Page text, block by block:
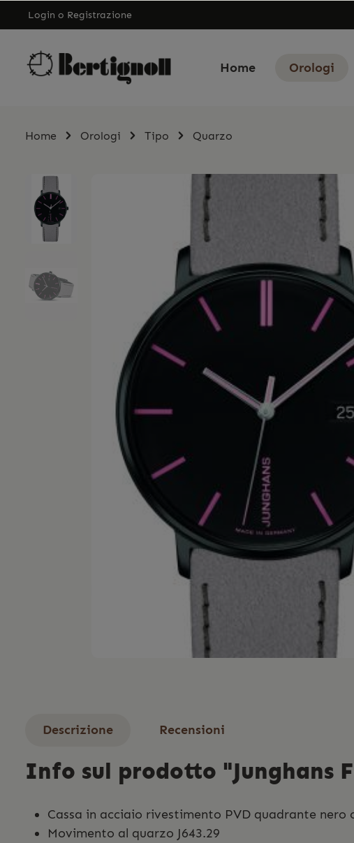
Login o Registrazione
Home Orologi
Home Orologi Tipo Quarzo
Descrizione Recensioni
Info sul prodotto "Junghans
Cassa in acciaio rivestimento PVD quadrante nero
Movimento al quarzo J643.29